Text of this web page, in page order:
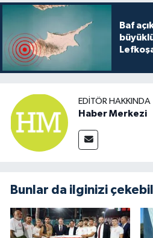
Baf
EDITÖR HAKKINDA
Haber Merkezi
Bunlar da ilginizi